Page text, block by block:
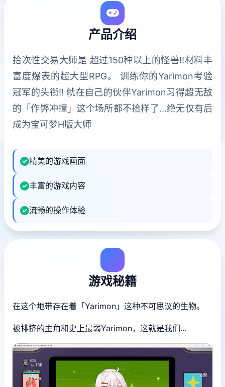
产品介绍
拾次性交易大师是 超过150种以上的怪兽!!材料丰
富度爆表的超大型RPG。 训练你的Yarimon考验
冠军的头衔!! 就在自己的伙伴Yarimon习得超无敌
的「作弊冲撞」这个场所都不拾样了...绝无仅有后
成为宝可梦H版大师
精美的游戏画面
丰富的游戏内容
流畅的操作体验
游戏秘籍
在这个地带存在着「Yarimon」这种不可思议的生物。
被排挤的主角和史上最弱Yarimon，这就是我们...